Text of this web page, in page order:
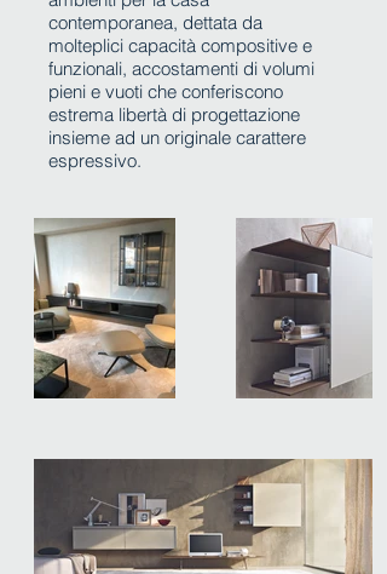
contemporanea, dettata da
molteplici capacità compositive e
funzionali, accostamenti di volumi
pieni e vuoti che conferiscono
estrema libertà di progettazione
insieme ad un originale carattere
espressivo.